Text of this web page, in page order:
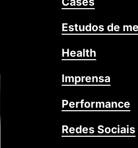
Estudos de
Health
Imprensa
Performance
Redes Sociais